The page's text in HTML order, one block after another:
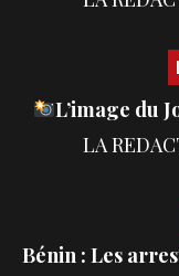
L’image du
Bénin : Les